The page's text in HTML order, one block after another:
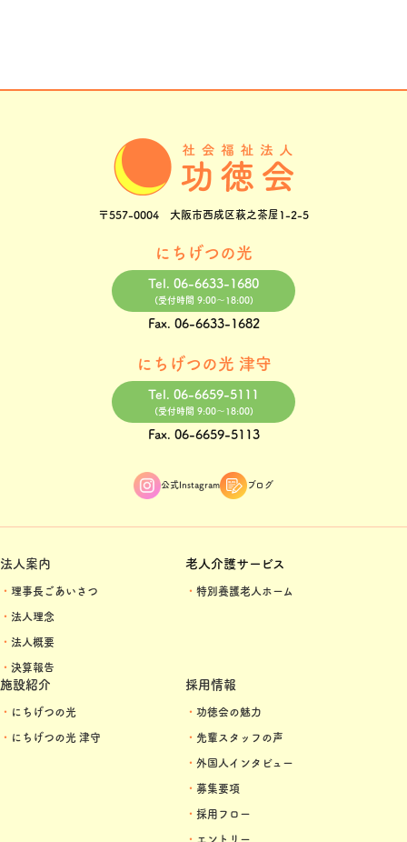
〒557-0004 大阪市西成区萩之茶屋1-2-5
にちげつの光
Tel. 06-6633-1680
(受付時間 9:00〜18:00)
Fax. 06-6633-1682
にちげつの光 津守
Tel. 06-6659-5111
(受付時間 9:00〜18:00)
Fax. 06-6659-5113
公式Instagram ブログ
法人案内
理事長ごあいさつ
法人理念
法人概要
決算報告
老人介護サービス
特別養護老人ホーム
施設紹介
にちげつの光
にちげつの光 津守
採用情報
功徳会の魅力
先輩スタッフの声
外国人インタビュー
募集要項
採用フロー
エントリー